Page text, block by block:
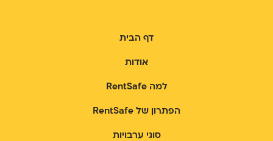
דף הבית
אודות
למה RentSafe
הפתרון של RentSafe
סוגי ערבויות